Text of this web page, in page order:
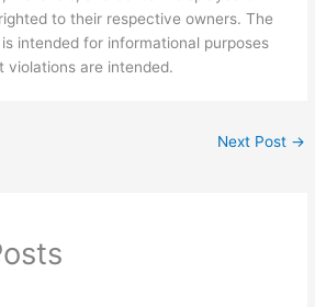
to their respective owners. The
intended for informational purposes
violations are intended.
Next Post →